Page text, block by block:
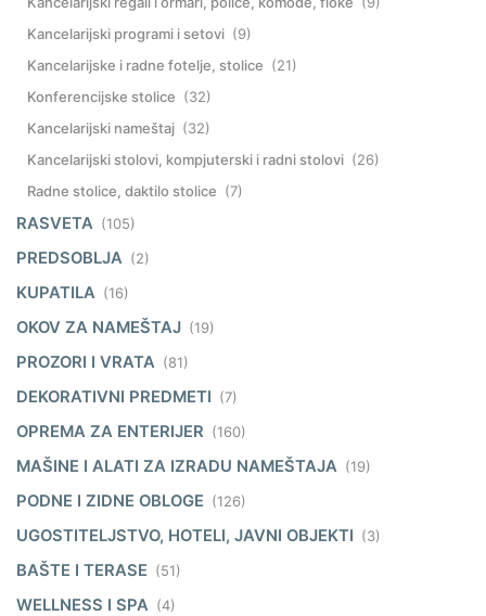
Kancelarijski programi i setovi (9)
Kancelarijske i radne fotelje, stolice (21)
Konferencijske stolice (32)
Kancelarijski nameštaj (32)
Kancelarijski stolovi, kompjuterski i radni stolovi (26)
Radne stolice, daktilo stolice (7)
RASVETA (105)
PREDSOBLJA (2)
KUPATILA (16)
OKOV ZA NAMEŠTAJ (19)
PROZORI I VRATA (81)
DEKORATIVNI PREDMETI (7)
OPREMA ZA ENTERIJER (160)
MAŠINE I ALATI ZA IZRADU NAMEŠTAJA (19)
PODNE I ZIDNE OBLOGE (126)
UGOSTITELJSTVO, HOTELI, JAVNI OBJEKTI (3)
BAŠTE I TERASE (51)
WELLNESS I SPA (4)